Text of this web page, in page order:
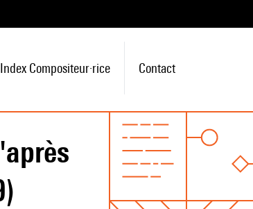
Index Compositeur·rice Contact